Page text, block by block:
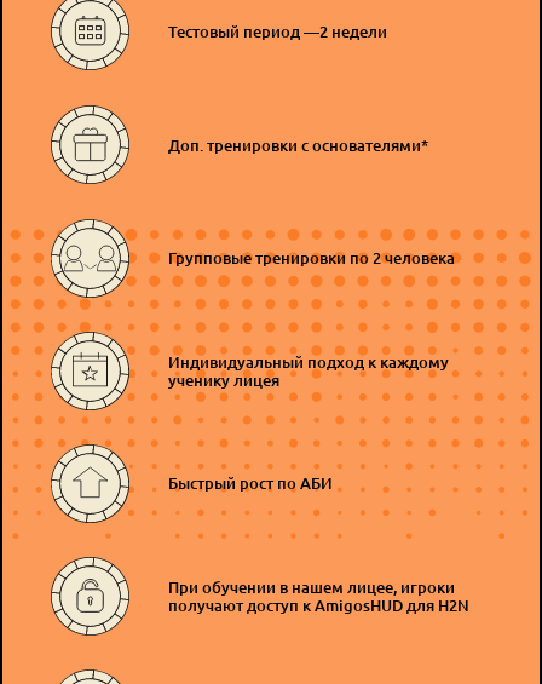
Тестовый период —2 недели
Доп. тренировки с основателями*
Групповые тренировки по 2 человека
Индивидуальный подход к каждому
ученику лицея
Быстрый рост по АБИ
При обучении в нашем лицее, игроки
получают доступ к AmigosHUD для H2N